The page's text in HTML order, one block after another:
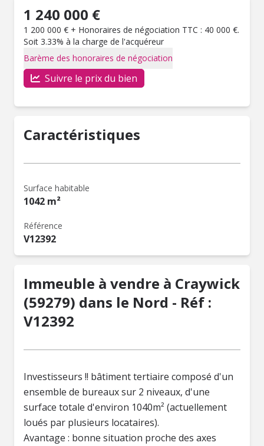
1 240 000 €
1 200 000 € + Honoraires de négociation TTC : 40 000 €.
Soit 3.33% à la charge de l'acquéreur
Barème des honoraires de négociation
Suivre le prix du bien
Caractéristiques
Surface habitable
1042 m²
Référence
V12392
Immeuble à vendre à Craywick
(59279) dans le Nord - Réf :
V12392
Investisseurs !! bâtiment tertiaire composé d'un
ensemble de bureaux sur 2 niveaux, d'une
surface totale d'environ 1040m² (actuellement
loués par plusieurs locataires).
Avantage : bonne situation proche des axes